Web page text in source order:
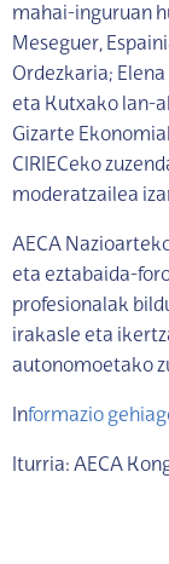
mahai-inguruan
Meseguer,
Ordezkaria;
eta Kutxako lan-
Gizarte
CIRIECeko
moderatzailea
AECA
eta eztabaida-
profesionalak
irakasle eta
autonomoetako
Informazio
Iturria: AECA